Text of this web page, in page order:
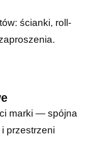
ścianki, roll-
marki — spójna
przestrzeni